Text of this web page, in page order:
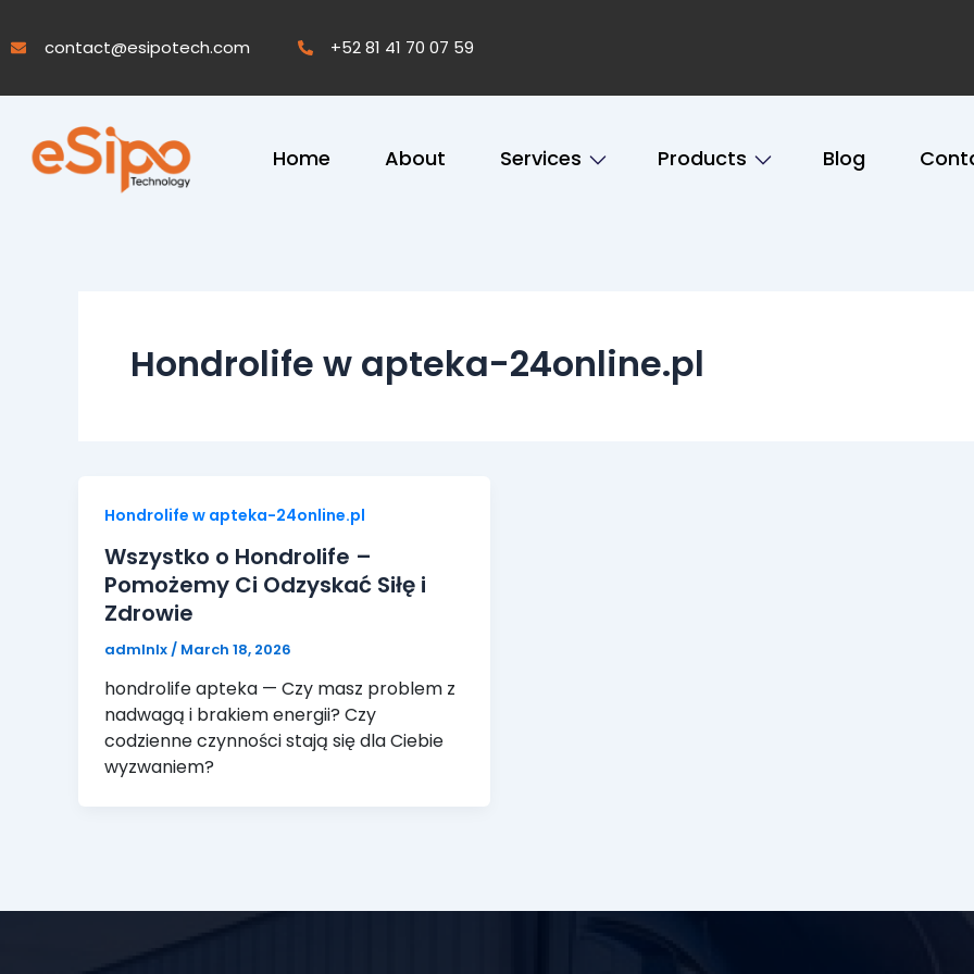
to
contact@esipotech.com +52 81 41 70 07 59
Home About Services Products Blog
Hondrolife w apteka-24online.pl
Hondrolife w apteka-24online.pl
Wszystko o Hondrolife –
Pomożemy Ci Odzyskać Siłę i
Zdrowie
admlnlx / March 18, 2026
hondrolife apteka — Czy masz problem z
nadwagą i brakiem energii? Czy
codzienne czynności stają się dla Ciebie
wyzwaniem?